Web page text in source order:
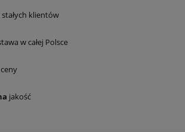
klientów
w całej Polsce
ceny
jakość